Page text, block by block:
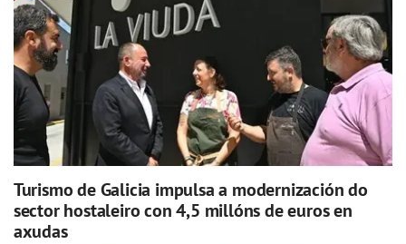
Turismo de Galicia impulsa a modernización do
sector hostaleiro con 4,5 millóns de euros en
axudas